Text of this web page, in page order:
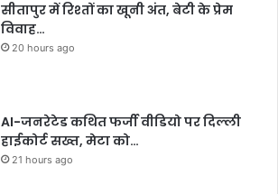
सीतापुर में रिश्तों का खूनी अंत, बेटी के प्रेम
विवाह…
20 hours ago
AI-जनरेटेड कथित फर्जी वीडियो पर दिल्ली
हाईकोर्ट सख्त, मेटा को…
21 hours ago